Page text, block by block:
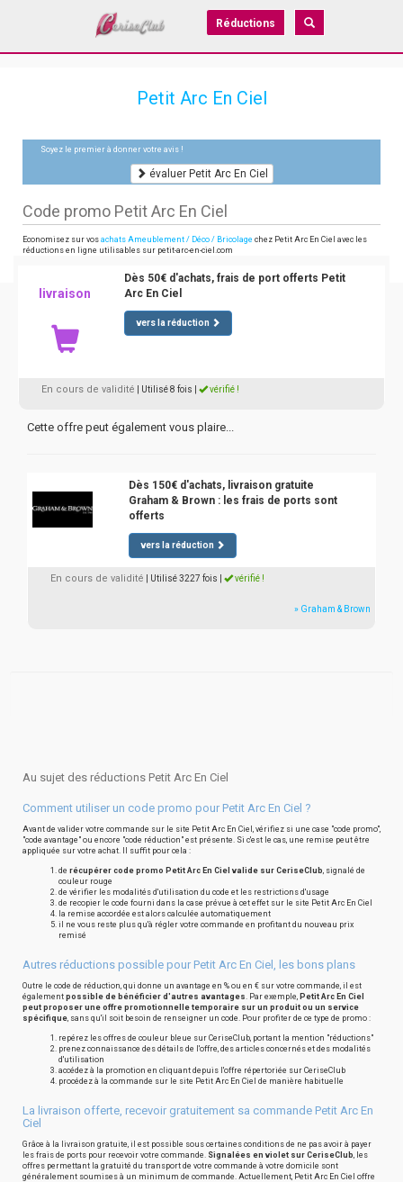
Réductions
Petit Arc En Ciel
Soyez le premier à donner votre avis !
évaluer Petit Arc En Ciel
Code promo Petit Arc En Ciel
Economisez sur vos achats Ameublement / Déco / Bricolage chez Petit Arc En Ciel avec les
réductions en ligne utilisables sur petit-arc-en-ciel.com
livraison
Dès 50€ d'achats, frais de port offerts Petit
Arc En Ciel
vers la réduction
En cours de validité | Utilisé 8 fois vérifié !
Cette offre peut également vous plaire...
Dès 150€ d'achats, livraison gratuite
Graham & Brown : les frais de ports sont
offerts
vers la réduction
En cours de validité | Utilisé 3227 fois vérifié !
» Graham & Brown
Au sujet des réductions Petit Arc En Ciel
Comment utiliser un code promo pour Petit Arc En Ciel ?
Avant de valider votre commande sur le site Petit Arc En Ciel, vérifiez si une case "code promo",
"code avantage" ou encore "code réduction" est présente. Si c'est le cas, une remise peut être
appliquée sur votre achat. Il suffit pour cela :
de récupérer code promo Petit Arc En Ciel valide sur CeriseClub, signalé de
couleur rouge
de vérifier les modalités d'utilisation du code et les restrictions d'usage
de recopier le code fourni dans la case prévue à cet effet sur le site Petit Arc En Ciel
la remise accordée est alors calculée automatiquement
il ne vous reste plus qu'à régler votre commande en profitant du nouveau prix
remisé
Autres réductions possible pour Petit Arc En Ciel, les bons plans
Outre le code de réduction, qui donne un avantage en % ou en € sur votre commande, il est
également possible de bénéficier d'autres avantages. Par exemple, Petit Arc En Ciel
peut proposer une offre promotionnelle temporaire sur un produit ou un service
spécifique, sans qu'il soit besoin de renseigner un code. Pour profiter de ce type de promo :
repérez les offres de couleur bleue sur CeriseClub, portant la mention "réductions"
prenez connaissance des détails de l'offre, des articles concernés et des modalités
d'utilisation
accédez à la promotion en cliquant depuis l'offre répertoriée sur CeriseClub
procédez à la commande sur le site Petit Arc En Ciel de manière habituelle
La livraison offerte, recevoir gratuitement sa commande Petit Arc En
Ciel
Grâce à la livraison gratuite, il est possible sous certaines conditions de ne pas avoir à payer
les frais de ports pour recevoir votre commande. Signalées en violet sur CeriseClub, les
offres permettant la gratuité du transport de votre commande à votre domicile sont
généralement soumises à un minimum de commande. Actuellement, Petit Arc En Ciel offre